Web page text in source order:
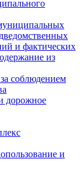
и фактических
из
соблюдением
дорожное
и